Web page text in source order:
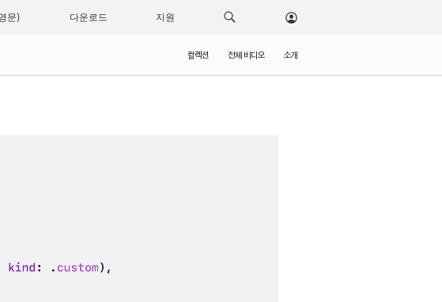
다운로드 지원
컬렉션 전체 비디오 소개